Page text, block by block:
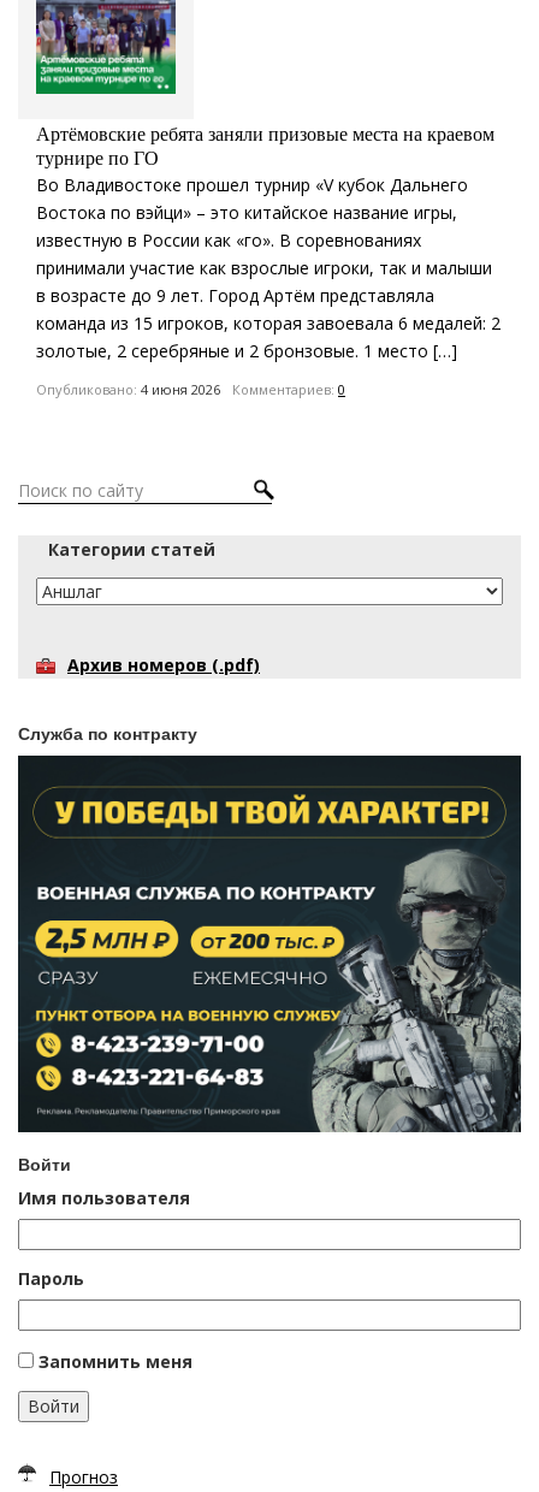
Артёмовские ребята заняли призовые места на краевом
турнире по ГО
Во Владивостоке прошел турнир «V кубок Дальнего
Востока по вэйци» – это китайское название игры,
известную в России как «го». В соревнованиях
принимали участие как взрослые игроки, так и малыши
в возрасте до 9 лет. Город Артём представляла
команда из 15 игроков, которая завоевала 6 медалей: 2
золотые, 2 серебряные и 2 бронзовые. 1 место […]
Опубликовано: 4 июня 2026 Комментариев: 0
Категории статей
Архив номеров (.pdf)
Служба по контракту
Войти
Имя пользователя
Пароль
Запомнить меня
Войти
Прогноз